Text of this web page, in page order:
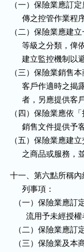
（一）保險業應訂
傳之控管作業程
（二）保險業應建
等級之分類，
建立監控機制
（三）保險業銷售
客戶作適時之
者，另應提供
（四）保險業應依
銷售文件提供予
（五）保險業應建
之商品或服務
十一、第六點所稱
      列事項：
（一）保險業應訂
流用予未經授權
（二）保險業應訂
（三）保險業及本